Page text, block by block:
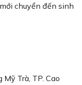
chuyển đến sinh
Trà, TP. Cao